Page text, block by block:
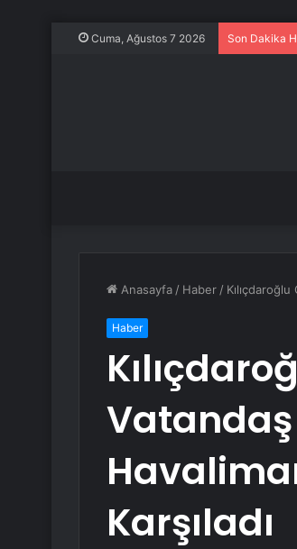
Cuma, Ağustos 7 2026 Son Dakika
Anasayfa / Haber /
Haber
Vatandaş
Karşıladı